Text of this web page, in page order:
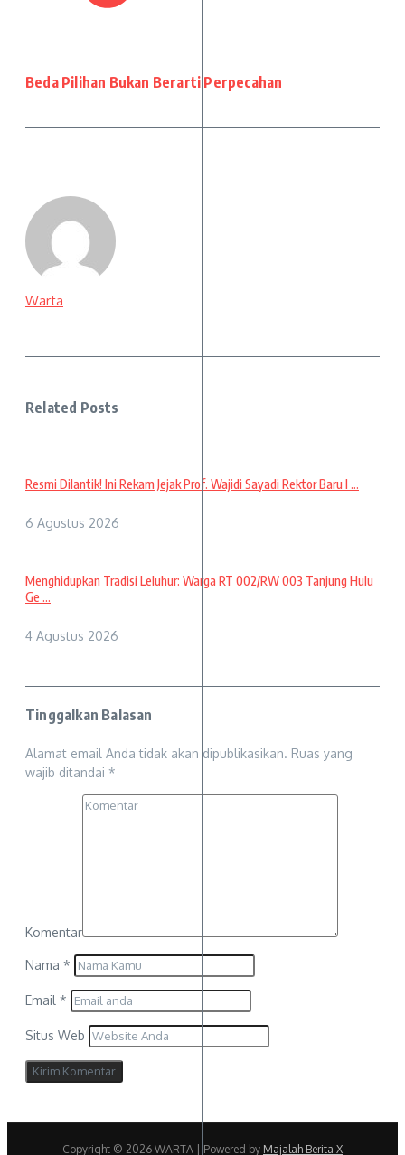
Beda Pilihan Bukan Berarti Perpecahan
Warta
Related Posts
Resmi Dilantik! Ini Rekam Jejak Prof. Wajidi Sayadi Rektor Baru I ...
6 Agustus 2026
Menghidupkan Tradisi Leluhur: Warga RT 002/RW 003 Tanjung Hulu
Ge ...
4 Agustus 2026
Tinggalkan Balasan
Alamat email Anda tidak akan dipublikasikan. Ruas yang
wajib ditandai *
Komentar
Nama *
Email *
Situs Web
Copyright © 2026 WARTA | Powered by Majalah Berita X